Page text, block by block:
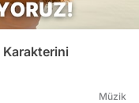
Karakterini
Müzik